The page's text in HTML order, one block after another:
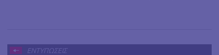
ΕΝΤΥΠΩΣΕΙΣ